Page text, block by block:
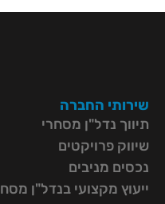
שירותי החברה
תיווך נדל"ן מסחרי
שיווק פרויקטים
נכסים מניבים
ייעוץ מקצועי בנדל"ן